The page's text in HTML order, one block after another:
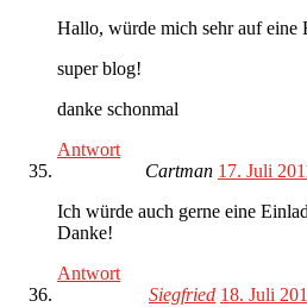
Hallo, würde mich sehr auf eine
super blog!
danke schonmal
Antwort
Cartman 17. Juli
Ich würde auch gerne eine
Danke!
Antwort
Siegfried 18. Juli